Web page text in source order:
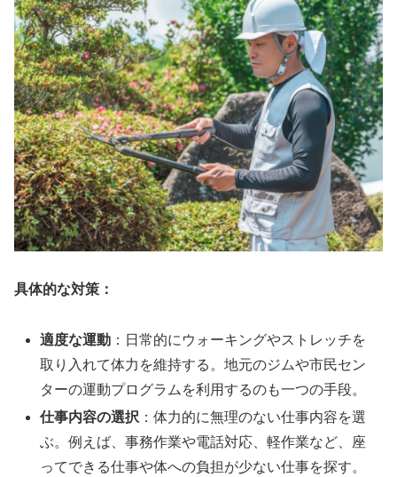
具体的な対策：
適度な運動 ：日常的にウォーキングやストレッチを
取り入れて体力を維持する。地元のジムや市民セン
ターの運動プログラムを利用するのも一つの手段。
仕事内容の選択 ：体力的に無理のない仕事内容を選
ぶ。例えば、事務作業や電話対応、軽作業など、座
ってできる仕事や体への負担が少ない仕事を探す。